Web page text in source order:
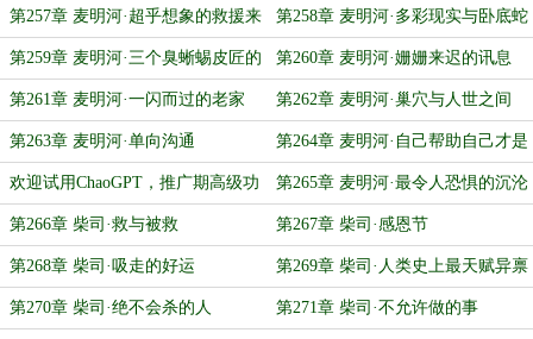
第257章 麦明河·超乎想象的救援来
了
第258章 麦明河·多彩现实与卧底蛇
第259章 麦明河·三个臭蜥蜴皮匠的
发现
第260章 麦明河·姗姗来迟的讯息
第261章 麦明河·一闪而过的老家 第262章 麦明河·巢穴与人世之间
第263章 麦明河·单向沟通 第264章 麦明河·自己帮助自己才是
唯一可靠的路
欢迎试用ChaoGPT，推广期高级功
能免费开放
第265章 麦明河·最令人恐惧的沉沦
第266章 柴司·救与被救 第267章 柴司·感恩节
第268章 柴司·吸走的好运 第269章 柴司·人类史上最天赋异禀
的猎人
第270章 柴司·绝不会杀的人 第271章 柴司·不允许做的事